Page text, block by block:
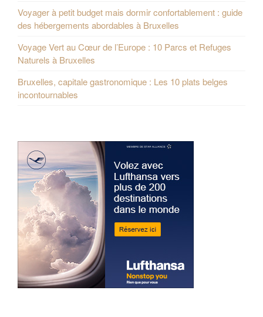
Voyager à petit budget mais dormir confortablement : guide
des hébergements abordables à Bruxelles
Voyage Vert au Cœur de l’Europe : 10 Parcs et Refuges
Naturels à Bruxelles
Bruxelles, capitale gastronomique : Les 10 plats belges
incontournables